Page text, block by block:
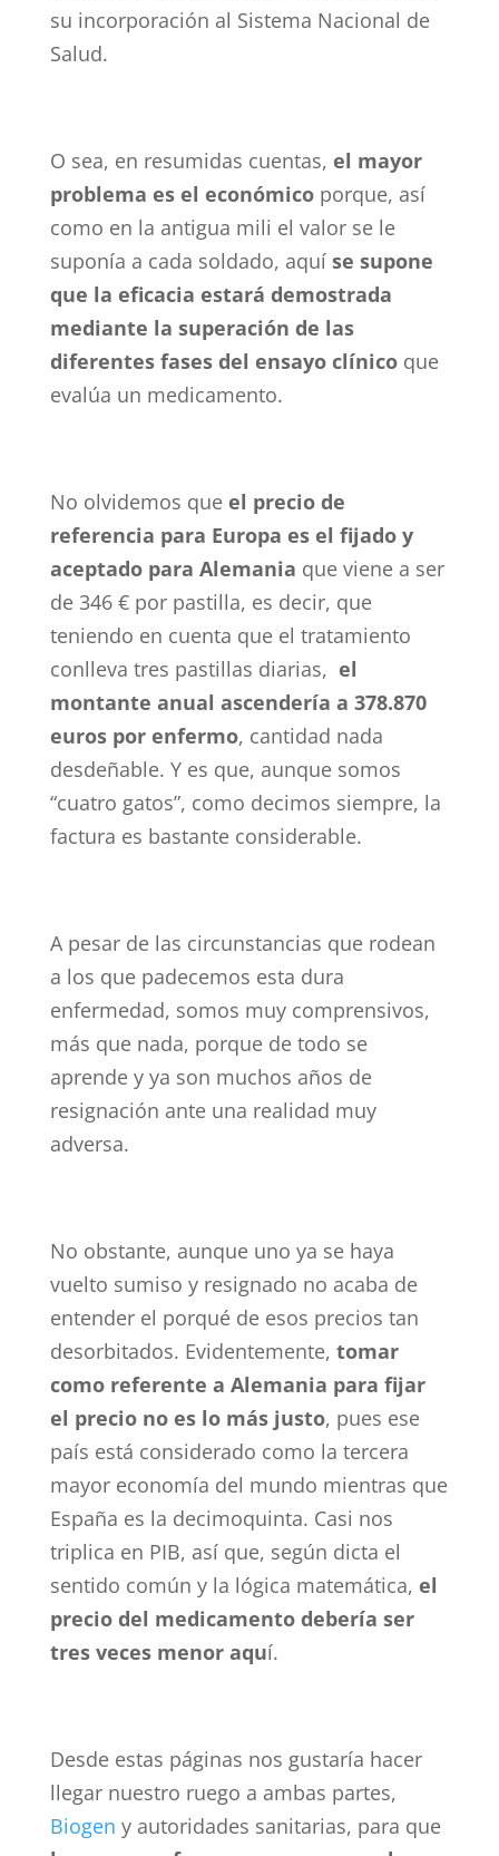
su incorporación al Sistema Nacional de
Salud.
O sea, en resumidas cuentas, el mayor
problema es el económicoporque, así
como en la antigua mili el valor se le
suponía a cada soldado, aquí se supone
que la eficacia estará demostrada
mediante la superación de las
diferentes fases del ensayo clínico que
evalúa un medicamento.
No olvidemos que el precio de
referencia para Europa es el fijado y
aceptado para Alemania que viene a ser
de 346 € por pastilla, es decir, que
teniendo en cuenta que el tratamiento
conlleva tres pastillas diarias, el
montante anual ascendería a 378.870
euros por enfermo, cantidad nada
desdeñable. Y es que, aunque somos
“cuatro gatos”, como decimos siempre, la
factura es bastante considerable.
A pesar de las circunstancias que rodean
a los que padecemos esta dura
enfermedad, somos muy comprensivos,
más que nada, porque de todo se
aprende y ya son muchos años de
resignación ante una realidad muy
adversa.
No obstante, aunque uno ya se haya
vuelto sumiso y resignado no acaba de
entender el porqué de esos precios tan
desorbitados. Evidentemente, tomar
como referente a Alemania para fijar
el precio no es lo más justo, pues ese
país está considerado como la tercera
mayor economía del mundo mientras que
España es la decimoquinta. Casi nos
triplica en PIB, así que, según dicta el
sentido común y la lógica matemática, el
precio del medicamento debería ser
tres veces menor aquí.
Desde estas páginas nos gustaría hacer
llegar nuestro ruego a ambas partes,
Biogen y autoridades sanitarias, para que